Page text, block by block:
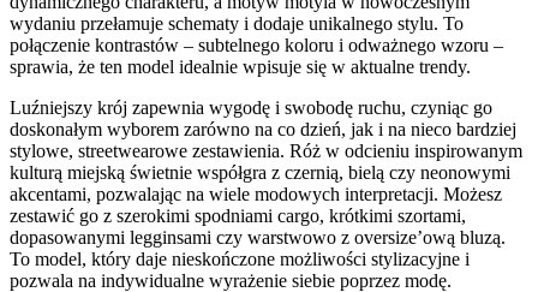
wydaniu przełamuje schematy i dodaje unikalnego stylu. To
połączenie kontrastów – subtelnego koloru i odważnego wzoru –
sprawia, że ten model idealnie wpisuje się w aktualne trendy.
Luźniejszy krój zapewnia wygodę i swobodę ruchu, czyniąc go
doskonałym wyborem zarówno na co dzień, jak i na nieco bardziej
stylowe, streetwearowe zestawienia. Róż w odcieniu inspirowanym
kulturą miejską świetnie współgra z czernią, bielą czy neonowymi
akcentami, pozwalając na wiele modowych interpretacji. Możesz
zestawić go z szerokimi spodniami cargo, krótkimi szortami,
dopasowanymi legginsami czy warstwowo z oversize’ową bluzą.
To model, który daje nieskończone możliwości stylizacyjne i
pozwala na indywidualne wyrażenie siebie poprzez modę.